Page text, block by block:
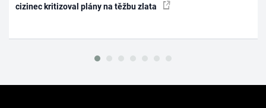
cizinec kritizoval plány na těžbu zlata